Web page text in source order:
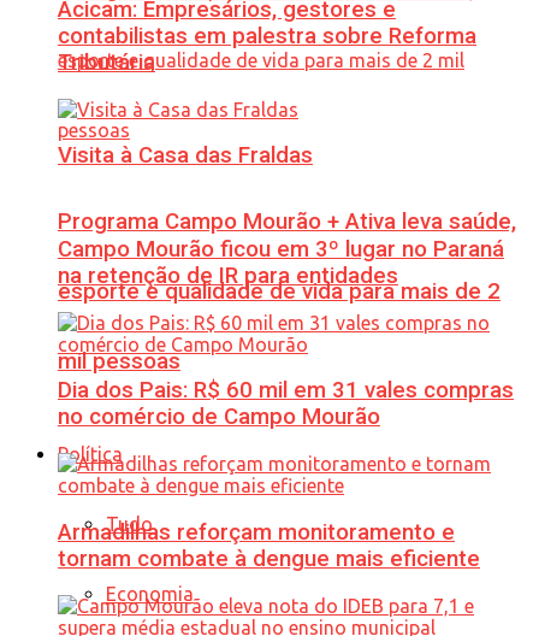
Programa Campo Mourão + Ativa leva saúde,
esporte e qualidade de vida para mais de 2
mil pessoas
Política
Tudo
Economia
Acicam: Empresários, gestores e
contabilistas em palestra sobre Reforma
Tributária
Visita à Casa das Fraldas
Campo Mourão ficou em 3º lugar no Paraná
na retenção de IR para entidades
Dia dos Pais: R$ 60 mil em 31 vales compras
no comércio de Campo Mourão
Armadilhas reforçam monitoramento e
tornam combate à dengue mais eficiente